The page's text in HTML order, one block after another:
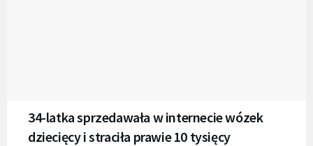
34-latka sprzedawała w internecie wózek
dziecięcy i straciła prawie 10 tysięcy